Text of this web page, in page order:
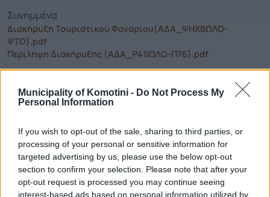
Municipality of Komotini - Do Not Process My
Personal Information
If you wish to opt-out of the sale, sharing to third parties, or
processing of your personal or sensitive information for
targeted advertising by us, please use the below opt-out
section to confirm your selection. Please note that after your
opt-out request is processed you may continue seeing
interest-based ads based on personal information utilized by
Συνημμένα
Διακήρυξη Τουριστικού Φαναρίου(ΑΔΑ_ΨΗΧΒΩΛΟ-
ΨΤΟ).pdf
Περίληψη Διακήρυξης (ΑΔΑ_Ρ41ΙΩΛΟ-Π76).pdf
Τηλεφωνικό Κέντρο
Τηλεφωνικό Κέντρο
25313-52400
FAX Δήμου
25310-22756
Γραφείο Δημάρχου
25310-82177
Κ.Ε.Π.
25310-83300